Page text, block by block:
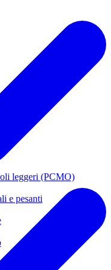
leggeri (PCMO)
e pesanti